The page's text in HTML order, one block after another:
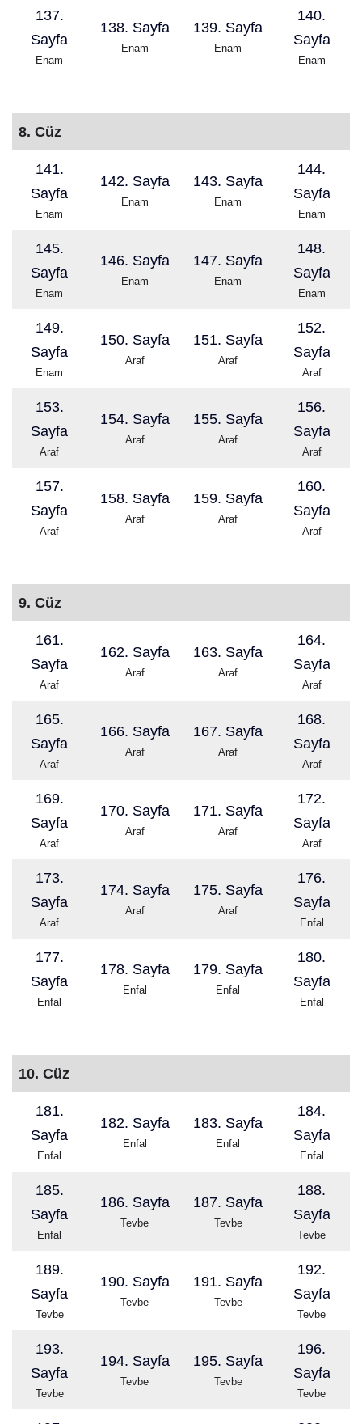
137.
Sayfa
Enam
138. Sayfa
Enam
139. Sayfa
Enam
140.
Sayfa
Enam
8. Cüz
141.
Sayfa
Enam
142. Sayfa
Enam
143. Sayfa
Enam
144.
Sayfa
Enam
145.
Sayfa
Enam
146. Sayfa
Enam
147. Sayfa
Enam
148.
Sayfa
Enam
149.
Sayfa
Enam
150. Sayfa
Araf
151. Sayfa
Araf
152.
Sayfa
Araf
153.
Sayfa
Araf
154. Sayfa
Araf
155. Sayfa
Araf
156.
Sayfa
Araf
157.
Sayfa
Araf
158. Sayfa
Araf
159. Sayfa
Araf
160.
Sayfa
Araf
9. Cüz
161.
Sayfa
Araf
162. Sayfa
Araf
163. Sayfa
Araf
164.
Sayfa
Araf
165.
Sayfa
Araf
166. Sayfa
Araf
167. Sayfa
Araf
168.
Sayfa
Araf
169.
Sayfa
Araf
170. Sayfa
Araf
171. Sayfa
Araf
172.
Sayfa
Araf
173.
Sayfa
Araf
174. Sayfa
Araf
175. Sayfa
Araf
176.
Sayfa
Enfal
177.
Sayfa
Enfal
178. Sayfa
Enfal
179. Sayfa
Enfal
180.
Sayfa
Enfal
10. Cüz
181.
Sayfa
Enfal
182. Sayfa
Enfal
183. Sayfa
Enfal
184.
Sayfa
Enfal
185.
Sayfa
Enfal
186. Sayfa
Tevbe
187. Sayfa
Tevbe
188.
Sayfa
Tevbe
189.
Sayfa
Tevbe
190. Sayfa
Tevbe
191. Sayfa
Tevbe
192.
Sayfa
Tevbe
193.
Sayfa
Tevbe
194. Sayfa
Tevbe
195. Sayfa
Tevbe
196.
Sayfa
Tevbe